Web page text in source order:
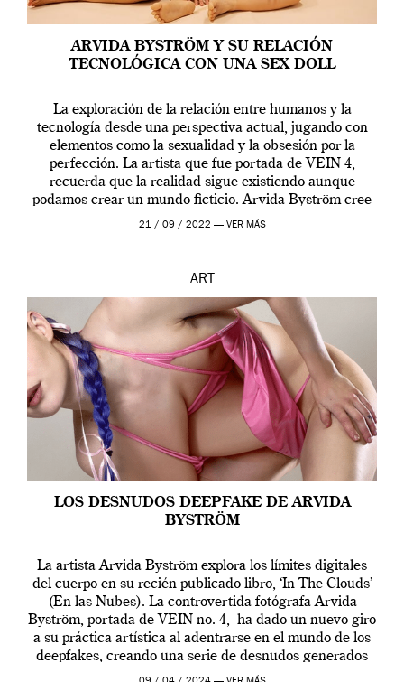
ARVIDA BYSTRÖM Y SU RELACIÓN
TECNOLÓGICA CON UNA SEX DOLL
La exploración de la relación entre humanos y la
tecnología desde una perspectiva actual, jugando con
elementos como la sexualidad y la obsesión por la
perfección. La artista que fue portada de VEIN 4,
recuerda que la realidad sigue existiendo aunque
podamos crear un mundo ficticio. Arvida Byström cree
que los humanos tienen un complejo […]
21 / 09 / 2022 — VER MÁS
ART
LOS DESNUDOS DEEPFAKE DE ARVIDA
BYSTRÖM
La artista Arvida Byström explora los límites digitales
del cuerpo en su recién publicado libro, ‘In The Clouds’
(En las Nubes). La controvertida fotógrafa Arvida
Byström, portada de VEIN no. 4, ha dado un nuevo giro
a su práctica artística al adentrarse en el mundo de los
deepfakes, creando una serie de desnudos generados
por […]